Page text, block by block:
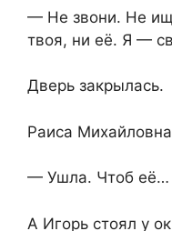
— Не звони. Не
твоя, ни её. Я —
Дверь закрылась.
Раиса
— Ушла. Чтоб её…
А Игорь стоял у